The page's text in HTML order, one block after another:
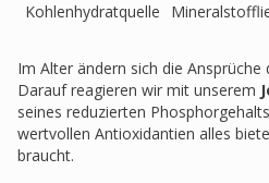
Kohlenhydratquelle
Im Alter ändern sich die Ansprüche
Darauf reagieren wir mit unserem
seines reduzierten
wertvollen Antioxidantien alles
braucht.